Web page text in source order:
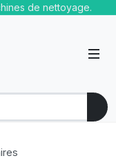
de nettoyage.